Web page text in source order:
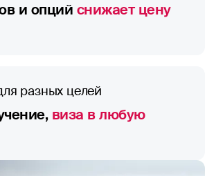
и опций снижает цену
разных целей
виза в любую